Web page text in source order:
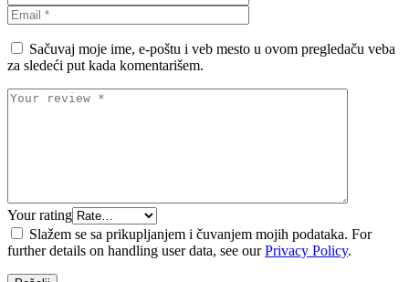
Sačuvaj moje ime, e-poštu i veb mesto u ovom pregledaču veba
za sledeći put kada komentarišem.
Your rating
Slažem se sa prikupljanjem i čuvanjem mojih podataka. For
further details on handling user data, see ourPrivacy Policy.